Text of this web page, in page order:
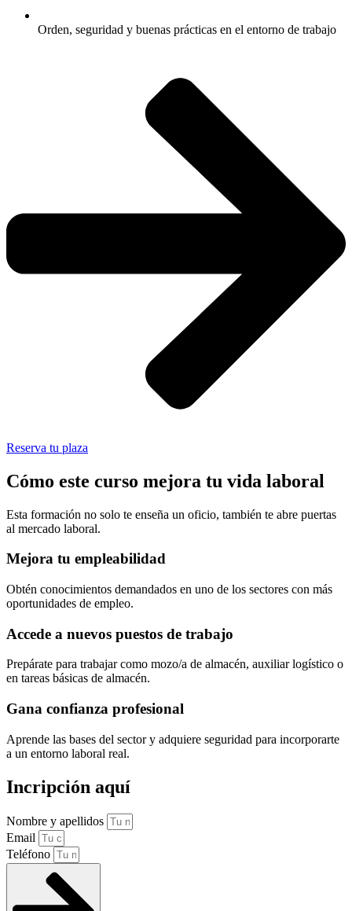
Orden, seguridad y buenas prácticas en el entorno de trabajo
Reserva tu plaza
Cómo este curso mejora tu vida laboral
Esta formación no solo te enseña un oficio, también te abre puertas
al mercado laboral.
Mejora tu empleabilidad
Obtén conocimientos demandados en uno de los sectores con más
oportunidades de empleo.
Accede a nuevos puestos de trabajo
Prepárate para trabajar como mozo/a de almacén, auxiliar logístico o
en tareas básicas de almacén.
Gana confianza profesional
Aprende las bases del sector y adquiere seguridad para incorporarte
a un entorno laboral real.
Incripción aquí
Nombre y apellidos
Email
Teléfono